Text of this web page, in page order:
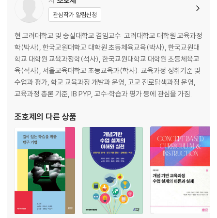
제1절 기본 관점 64
등장 배경 65
주요 학자 및 이론 66
의의 및 한계 68
제2절 교육과정 재구성 방향 69
교육의 목적과 내용 69
수업 방향과 원리 70
평가 방향 72
학습자를 중심으로 한 교육과정 재구성
제5장 경험중심 교육을 위한 교육과정 재구성 85
제1절 기본 관점 85
등장 배경 86
의의 및 한계 89
관심작가 알림신청
현 고려대학교 및 숭실대학교 겸임교수. 고려대학교 대학원 교육과정
학(박사), 한국교원대학교 대학원 초등체육교육(박사), 한국교원대
학교 대학원 교육과정학(석사), 한국교원대학교 대학원 초등체육교
육(석사), 서울교육대학교 초등교육과(학사). 교육과정 성취기준 및
수업과 평가, 학교 교육과정 개발과 운영, 고교 진로탐색과정 운영,
교육과정 총론 기준, IB PYP, 교수·학습과 평가 등에 관심을 가짐.
조호제의 다른 상품